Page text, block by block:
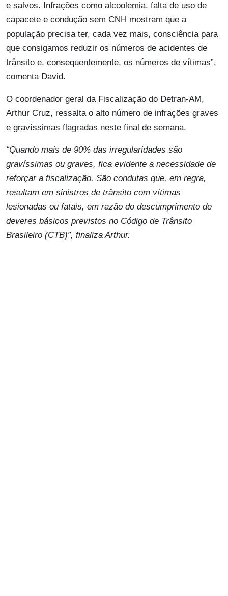
e salvos. Infrações como alcoolemia, falta de uso de
capacete e condução sem CNH mostram que a
população precisa ter, cada vez mais, consciência para
que consigamos reduzir os números de acidentes de
trânsito e, consequentemente, os números de vítimas”,
comenta David.
O coordenador geral da Fiscalização do Detran-AM,
Arthur Cruz, ressalta o alto número de infrações graves
e gravíssimas flagradas neste final de semana.
“Quando mais de 90% das irregularidades são
gravíssimas ou graves, fica evidente a necessidade de
reforçar a fiscalização. São condutas que, em regra,
resultam em sinistros de trânsito com vítimas
lesionadas ou fatais, em razão do descumprimento de
deveres básicos previstos no Código de Trânsito
Brasileiro (CTB)”, finaliza Arthur.